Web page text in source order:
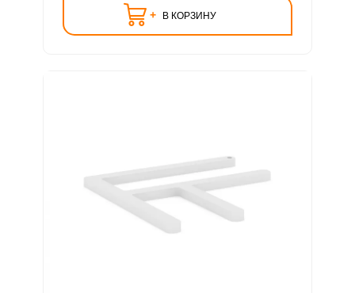
+ В КОРЗИНУ